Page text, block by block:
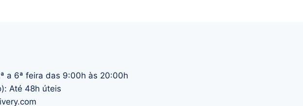
a 6ª feira das 9:00h às 20:00h
Até 48h úteis